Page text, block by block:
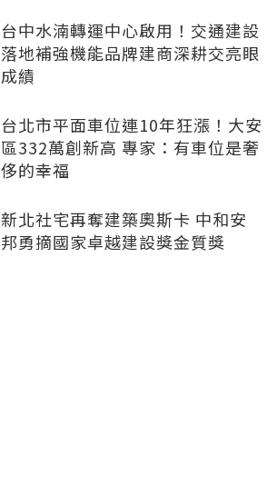
台中水湳轉運中心啟用！交通建設
落地補強機能品牌建商深耕交亮眼
成績
台北市平面車位連10年狂漲！大安
區332萬創新高 專家：有車位是奢
侈的幸福
新北社宅再奪建築奧斯卡 中和安
邦勇摘國家卓越建設獎金質獎